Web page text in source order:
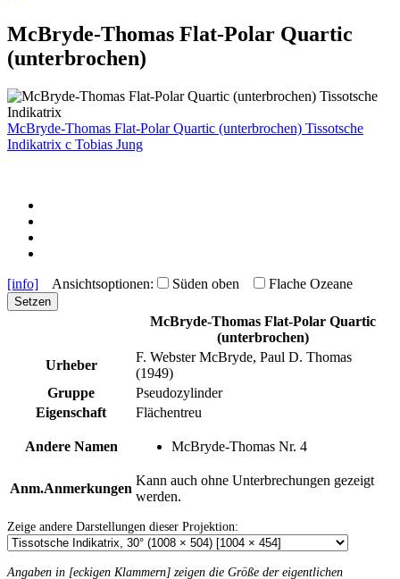
McBryde-Thomas Flat-Polar Quartic
(unterbrochen)
McBryde-Thomas Flat-Polar Quartic (unterbrochen) Tissotsche
Indikatrix c Tobias Jung
[info] Ansichtsoptionen: Süden oben Flache Ozeane
Setzen
McBryde-Thomas Flat-Polar Quartic
(unterbrochen)
Urheber
F. Webster McBryde, Paul D. Thomas
(1949)
Gruppe
Pseudozylinder
Eigenschaft
Flächentreu
Andere Namen McBryde-Thomas Nr. 4
Anm.Anmerkungen
Kann auch ohne Unterbrechungen gezeigt
werden.
Zeige andere Darstellungen dieser Projektion:
Angaben in [eckigen Klammern] zeigen die Größe der eigentlichen